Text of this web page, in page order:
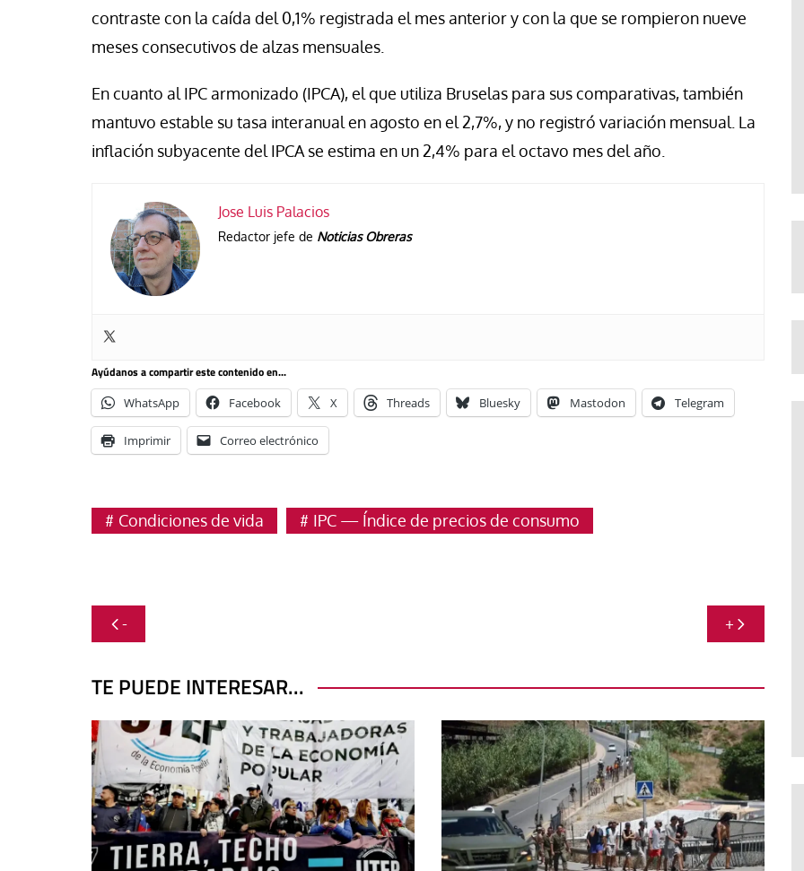
contraste con la caída del 0,1% registrada el mes anterior y con la que se rompieron nueve
meses consecutivos de alzas mensuales.
En cuanto al IPC armonizado (IPCA), el que utiliza Bruselas para sus comparativas, también
mantuvo estable su tasa interanual en agosto en el 2,7%, y no registró variación mensual. La
inflación subyacente del IPCA se estima en un 2,4% para el octavo mes del año.
Jose Luis Palacios
Redactor jefe de Noticias Obreras
Ayúdanos a compartir este contenido en...
WhatsApp Facebook X Threads Bluesky Mastodon Telegram
Imprimir Correo electrónico
Condiciones de vida IPC — Índice de precios de consumo
Navegación
de - +
TE PUEDE INTERESAR...